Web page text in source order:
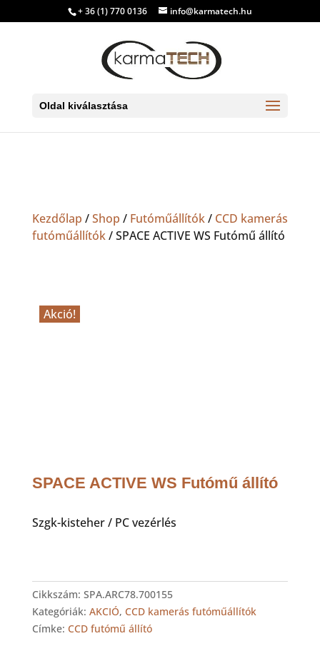
+ 36 (1) 770 0136 info@karmatech.hu
Oldal kiválasztása
Kezdőlap /Shop / Futóműállítók/ CCD kamerás
futóműállítók/ SPACE ACTIVE WS Futómű állító
Akció!
SPACE ACTIVE WS Futómű állító
Szgk-kisteher / PC vezérlés
Cikkszám: SPA.ARC78.700155
Kategóriák: AKCIÓ, CCD kamerás futóműállítók
Címke: CCD futómű állító